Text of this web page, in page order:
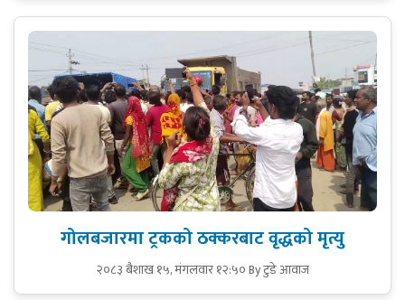
गोलबजारमा ट्रकको ठक्करबाट वृद्धको मृत्यु
२०८३ बैशाख १५, मंगलवार १२:५०By टुडे आवाज